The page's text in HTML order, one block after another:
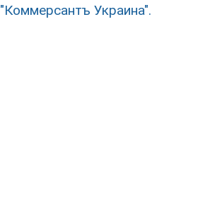
"Коммерсантъ Украина".